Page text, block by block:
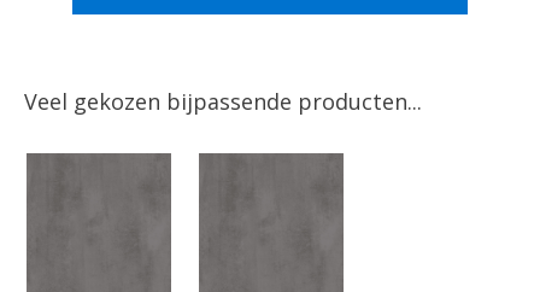
Veel gekozen bijpassende producten...